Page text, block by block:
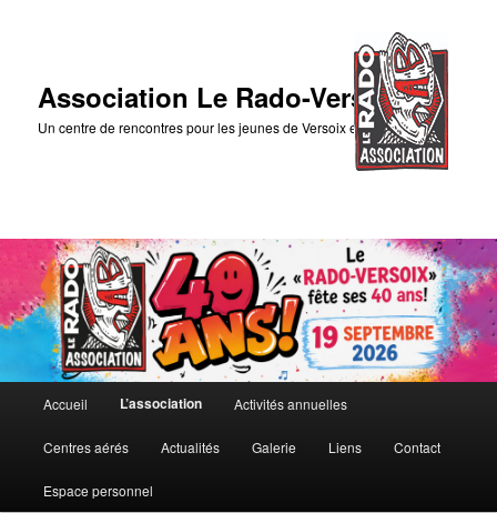
Association Le Rado-Versoix
Un centre de rencontres pour les jeunes de Versoix et des environs
principal
Aller
au
contenu
Accueil L’association Activités annuelles
Centres aérés Actualités Galerie Liens Contact
Espace personnel